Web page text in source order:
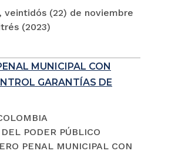
veintidós (22) de noviembre
(2023)
MUNICIPAL CON
GARANTÍAS DE
PODER PÚBLICO
PENAL MUNICIPAL CON